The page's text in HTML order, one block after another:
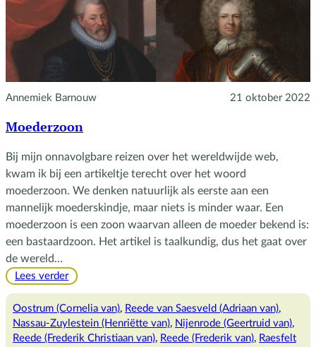
Annemiek Barnouw 21 oktober 2022
Moederzoon
Bij mijn onnavolgbare reizen over het wereldwijde web,
kwam ik bij een artikeltje terecht over het woord
moederzoon. We denken natuurlijk als eerste aan een
mannelijk moederskindje, maar niets is minder waar. Een
moederzoon is een zoon waarvan alleen de moeder bekend is:
een bastaardzoon. Het artikel is taalkundig, dus het gaat over
de wereld…
Lees verder:
Oostrum (Cornelia van), Reede van Saesveld (Adriaan van)
Nassau-Zuylestein (Henriëtte van), Nijenrode (Geertruid van)
Reede (Frederik Christiaan van), Reede (Frederik van), Raesfelt